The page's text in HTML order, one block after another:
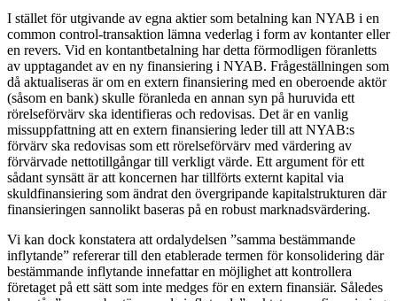
I stället för utgivande av egna aktier som betalning kan NYAB i en
common control-transaktion lämna vederlag i form av kontanter eller
en revers. Vid en kontantbetalning har detta förmodligen föranletts
av upptagandet av en ny finansiering i NYAB. Frågeställningen som
då aktualiseras är om en extern finansiering med en oberoende aktör
(såsom en bank) skulle föranleda en annan syn på huruvida ett
rörelseförvärv ska identifieras och redovisas. Det är en vanlig
missuppfattning att en extern finansiering leder till att NYAB:s
förvärv ska redovisas som ett rörelseförvärv med värdering av
förvärvade nettotillgångar till verkligt värde. Ett argument för ett
sådant synsätt är att koncernen har tillförts externt kapital via
skuldfinansiering som ändrat den övergripande kapitalstrukturen där
finansieringen sannolikt baseras på en robust marknadsvärdering.
Vi kan dock konstatera att ordalydelsen ”samma bestämmande
inflytande” refererar till den etablerade termen för konsolidering där
bestämmande inflytande innefattar en möjlighet att kontrollera
företaget på ett sätt som inte medges för en extern finansiär. Således